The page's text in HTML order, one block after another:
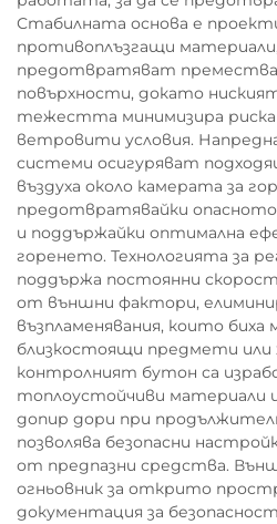
Стабилната основа е
противоплъзгащи
предотвратяват
повърхности, докато
тежестта минимизира
ветровити условия.
системи осигуряват
въздуха около камерата за
предотвратявайки опасното
и поддържайки оптимална
горенето. Технологията за
поддържа постоянни
от външни фактори,
възпламенявания, които биха
близкостоящи предмети или
контролният бутон са
топлоустойчиви материали
допир дори при
позволява безопасни
от предпазни средства.
огньовник за открито
документация за